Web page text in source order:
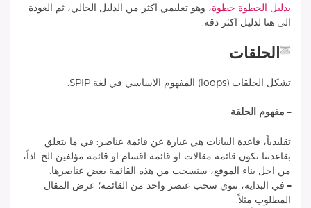
بدليل الخطوة خطوة، وهو تعليمي اكثر من الدليل الحالي، ثم العودة
الى هنا لدليل اكثر دقة.
الحلقات
تشكل الحلقات (loops) المفهوم الاساسي في لغة SPIP.
– مفهوم الحلقة
تقليدياً، قاعدة البيانات هي عبارة عن قائمة عناصر: في ما يتعلق
بقاعدتنا تكون قائمة مقالات او قائمة اقسام او قائمة مؤلفين الخ. اذاً،
من اجل بناء الموقع، سنسحب من هذه القائمة بعض عناصرها:
–في البداية، ننوي سحب عنصر واحد من القائمة؛ عرض المقال
المطلوب مثلاً.